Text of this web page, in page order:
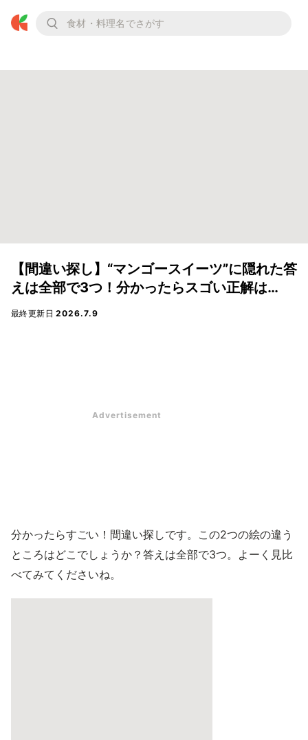
【間違い探し】“マンゴースイーツ”に隠れた答
えは全部で3つ！分かったらスゴい正解は…
最終更新日2026.7.9
分かったらすごい！間違い探しです。この2つの絵の違う
ところはどこでしょうか？答えは全部で3つ。よーく見比
べてみてくださいね。